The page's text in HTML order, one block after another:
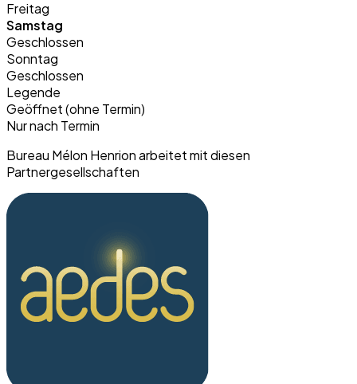
Freitag
Samstag
Geschlossen
Sonntag
Geschlossen
Legende
Geöffnet (ohne Termin)
Nur nach Termin
Bureau Mélon Henrion arbeitet mit diesen
Partnergesellschaften